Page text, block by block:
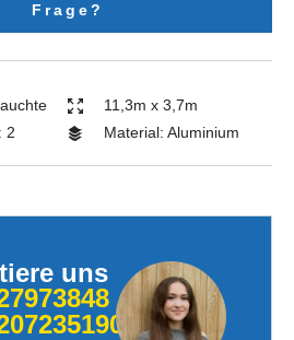
Frage?
2
11,3m x 3,7m
Material: Aluminium
uns